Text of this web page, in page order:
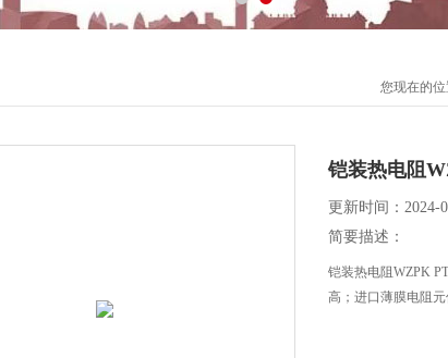
您现在的位
铠装热电阻
更新时间：2024-
简要描述：
铠装热电阻WZPK
高；进口薄膜电阻元